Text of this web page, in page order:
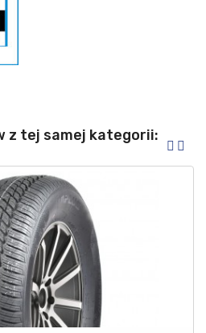
z tej samej kategorii: